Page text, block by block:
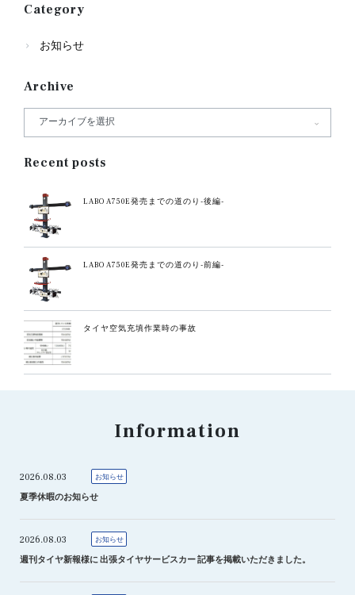
Category
お知らせ
Archive
Recent posts
LABO A750E発売までの道のり-後編-
LABO A750E発売までの道のり-前編-
タイヤ空気充填作業時の事故
Information
2026.08.03 お知らせ
夏季休暇のお知らせ
2026.08.03 お知らせ
週刊タイヤ新報様に 出張タイヤサービスカー 記事を掲載いただきました。